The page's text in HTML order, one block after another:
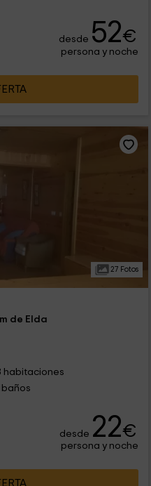
desde 52€
persona y noche
27 Fotos
de Elda
habitaciones
baños
desde 22€
persona y noche